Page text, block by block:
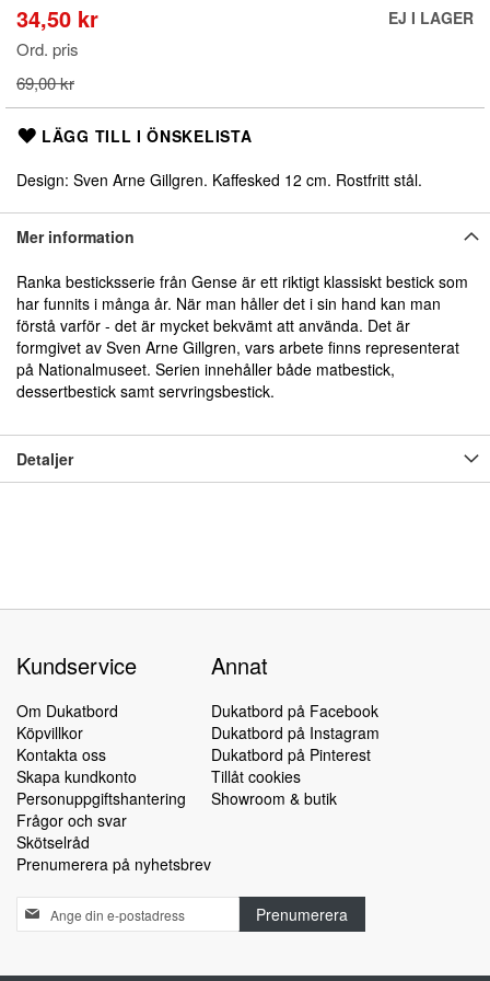
Special
Price
34,50 kr
Ord. pris
69,00 kr
EJ I LAGER
LÄGG TILL I ÖNSKELISTA
Design: Sven Arne Gillgren. Kaffesked 12 cm. Rostfritt stål.
av
bildgalleriet
Mer information
Ranka besticksserie från Gense är ett riktigt klassiskt bestick som
har funnits i många år. När man håller det i sin hand kan man
förstå varför - det är mycket bekvämt att använda. Det är
formgivet av Sven Arne Gillgren, vars arbete finns representerat
på Nationalmuseet. Serien innehåller både matbestick,
dessertbestick samt servringsbestick.
Detaljer
Kundservice
Om Dukatbord
Köpvillkor
Kontakta oss
Skapa kundkonto
Personuppgiftshantering
Frågor och svar
Skötselråd
Prenumerera på nyhetsbrev
Annat
Dukatbord på Facebook
Dukatbord på Instagram
Dukatbord på Pinterest
Tillåt cookies
Showroom & butik
Sign
Up
Our
Prenumerera